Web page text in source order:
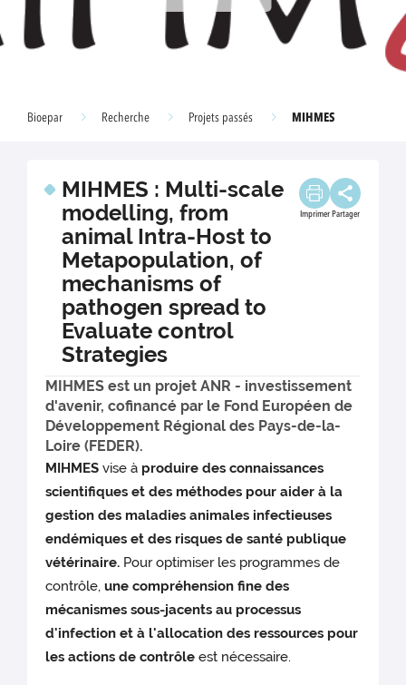
Bioepar Recherche Projets passés MIHMES
MIHMES : Multi-scale
modelling, from
animal Intra-Host to
Metapopulation, of
mechanisms of
pathogen spread to
Evaluate control
Strategies
Imprimer Partager
MIHMES est un projet ANR - investissement
d'avenir, cofinancé par le Fond Européen de
Développement Régional des Pays-de-la-
Loire (FEDER).
MIHMES vise à produire des connaissances
scientifiques et des méthodes pour aider à la
gestion des maladies animales infectieuses
endémiques et des risques de santé publique
vétérinaire. Pour optimiser les programmes de
contrôle, une compréhension fine des
mécanismes sous-jacents au processus
d'infection et à l'allocation des ressources pour
les actions de contrôleest nécessaire.